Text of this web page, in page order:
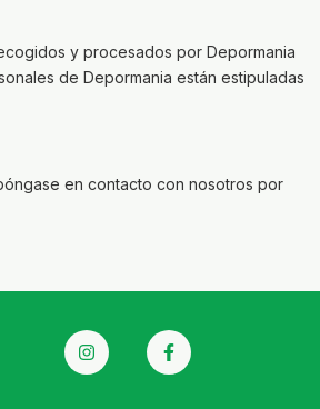
y procesados por Depormania
de Depormania están estipuladas
en contacto con nosotros por